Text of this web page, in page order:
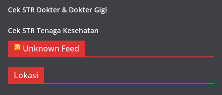
Cek STR Dokter & Dokter Gigi
Cek STR Tenaga Kesehatan
Unknown Feed
Lokasi